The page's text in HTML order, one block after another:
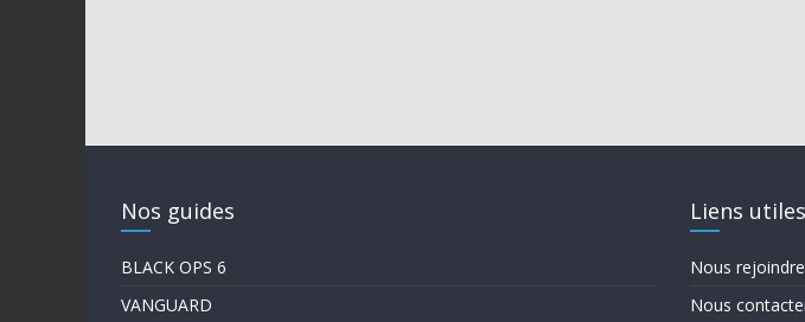
Nos guides
BLACK OPS 6
VANGUARD
Liens utiles
Nous rejoindre
Nous